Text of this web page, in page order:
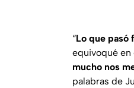
“Lo que pasó
equivoqué en
mucho nos
palabras de